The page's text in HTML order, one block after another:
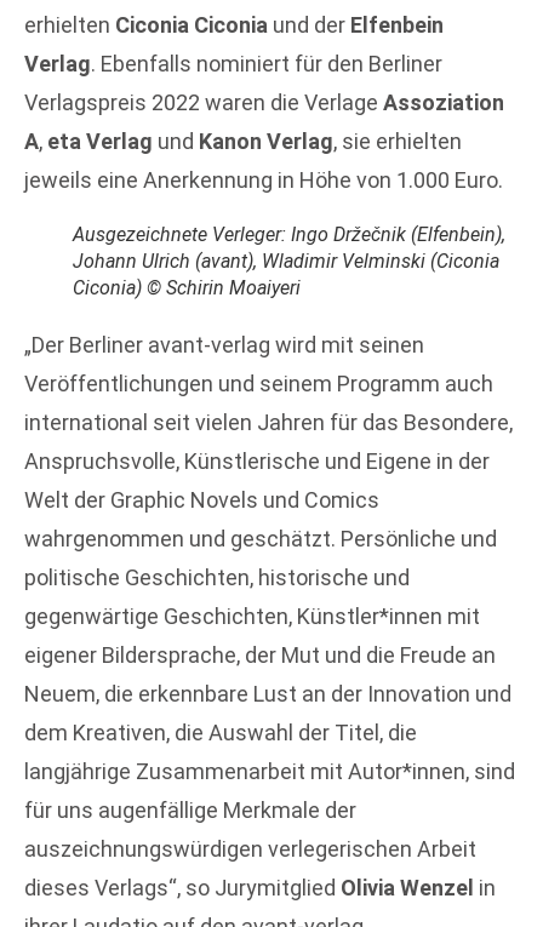
erhielten Ciconia Ciconia und der Elfenbein
Verlag. Ebenfalls nominiert für den Berliner
Verlagspreis 2022 waren die Verlage Assoziation
A, eta Verlag und Kanon Verlag, sie erhielten
jeweils eine Anerkennung in Höhe von 1.000 Euro.
Ausgezeichnete Verleger: Ingo Držečnik (Elfenbein),
Johann Ulrich (avant), Wladimir Velminski (Ciconia
Ciconia) © Schirin Moaiyeri
„Der Berliner avant-verlag wird mit seinen
Veröffentlichungen und seinem Programm auch
international seit vielen Jahren für das Besondere,
Anspruchsvolle, Künstlerische und Eigene in der
Welt der Graphic Novels und Comics
wahrgenommen und geschätzt. Persönliche und
politische Geschichten, historische und
gegenwärtige Geschichten, Künstler*innen mit
eigener Bildersprache, der Mut und die Freude an
Neuem, die erkennbare Lust an der Innovation und
dem Kreativen, die Auswahl der Titel, die
langjährige Zusammenarbeit mit Autor*innen, sind
für uns augenfällige Merkmale der
auszeichnungswürdigen verlegerischen Arbeit
dieses Verlags“, so Jurymitglied Olivia Wenzel in